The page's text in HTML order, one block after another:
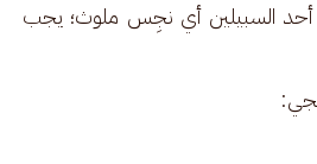
السبيلين أي نجِس ملوث؛ يجب